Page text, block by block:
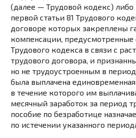
(далее — Трудовой кодекс) либо
первой статьи 81 Трудового
договоре которых закреплены
компенсации, предусмотренные
Трудового кодекса в связи с
трудового договора, и
но не трудоустроенным в
была выплачена
в течение которого им
месячный заработок за период
пособие по безработице
по истечении указанного